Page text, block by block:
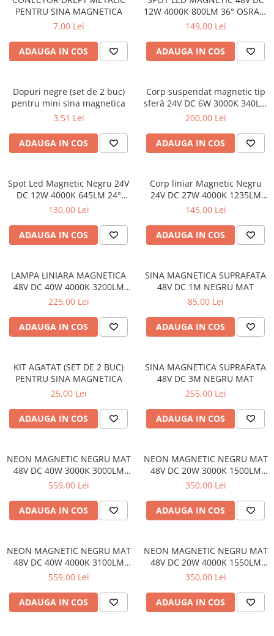
PENTRU SINA MAGNETICA
7,00 Lei
ADAUGA IN COS
12W 4000K 800LM 36° OSRAM
RA90 Φ50*110MM
149,00 Lei
ADAUGA IN COS
Dopuri negre (set de 2 buc)
pentru mini sina magnetica
3,51 Lei
ADAUGA IN COS
Corp suspendat magnetic tip
sferă 24V DC 6W 3000K 340LM
360° RA90 Ø150*150
200,00 Lei
ADAUGA IN COS
Spot Led Magnetic Negru 24V
DC 12W 4000K 645LM 24°
RA90 Ø43*L110
130,00 Lei
ADAUGA IN COS
Corp liniar Magnetic Negru
24V DC 27W 4000K 1235LM
120° RA90 L900MM
145,00 Lei
ADAUGA IN COS
LAMPA LINIARA MAGNETICA
48V DC 40W 4000K 3200LM
110° OSRAM RA90 L1200MM
225,00 Lei
ADAUGA IN COS
SINA MAGNETICA SUPRAFATA
48V DC 1M NEGRU MAT
85,00 Lei
ADAUGA IN COS
KIT AGATAT (SET DE 2 BUC)
PENTRU SINA MAGNETICA
25,00 Lei
ADAUGA IN COS
SINA MAGNETICA SUPRAFATA
48V DC 3M NEGRU MAT
255,00 Lei
ADAUGA IN COS
NEON MAGNETIC NEGRU MAT
48V DC 40W 3000K 3000LM
360° RA90 Φ22*2000ΜΜ
559,00 Lei
ADAUGA IN COS
NEON MAGNETIC NEGRU MAT
48V DC 20W 3000K 1500LM
360° RA90 Φ22*1000ΜΜ
350,00 Lei
ADAUGA IN COS
NEON MAGNETIC NEGRU MAT
48V DC 40W 4000K 3100LM
360° RA90 Φ22*2000ΜΜ
559,00 Lei
ADAUGA IN COS
NEON MAGNETIC NEGRU MAT
48V DC 20W 4000K 1550LM
360° RA90 Φ22*1000ΜΜ
350,00 Lei
ADAUGA IN COS